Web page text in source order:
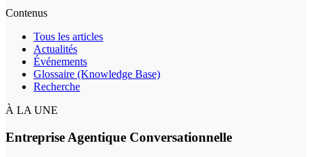
Contenus
Tous les articles
Actualités
Événements
Glossaire (Knowledge Base)
Recherche
À LA UNE
Entreprise Agentique Conversationnelle